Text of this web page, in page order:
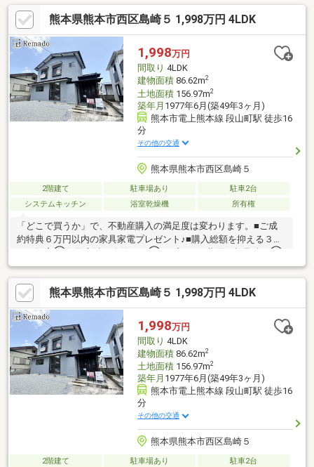
します。▼資金計画・住宅ローンもワンストップでサポート♪「年
収・資産に応じた最適な借入額を知りたい」「転職後でもローン
は組めるか」などのお悩みに経験豊富な担当者が丁寧にご対応。
安心して次のステージへ進めるよう、的確なアドバイスを行いま
す。自社HPでは、公開以外の物件もご紹介しております。TEL：
096-206-1230
熊本県熊本市西区島崎５ 1,998万円 4LDK
1,998万円
間取り 4LDK
建物面積86.62m2
土地面積156.97m2
築年月 1977年6月(築49年3ヶ月)
熊本市電上熊本線 段山町駅 徒歩16
分
その他の交通
熊本県熊本市西区島崎５
2階建て 駐車場あり
駐車2台
システムキッチン
浴室乾燥機 所有権
「どこで買うか」で、不動産購入の満足度は変わります。■ご成
約特典６万円以内の家具家電プレゼント♪■購入総額を抑える３つ
提携銀行多数で金利を安く＼３００万円以上差がでることも！／
他社様のお見積り後でもご相談歓迎！最安値をお約束します◎■
熊本県全域の内覧ツアー・他社掲載物件もまとめてご案内・全種
別を窓口ひとつで比較・内覧■九州No.1の実績・ハウスドゥ全国
大会2025九州エリア売買件数・売上高１位・Google口コミランキ
ング「熊本県 不動産売買」１位＼お客様の声を参考に失敗しない
家探しを♪／
熊本県熊本市西区島崎５ 1,998万円 4LDK
1,998万円
間取り 4LDK
建物面積86.62m2
土地面積156.97m2
築年月 1977年6月(築49年3ヶ月)
熊本市電上熊本線 段山町駅 徒歩16
分
その他の交通
熊本県熊本市西区島崎５
2階建て 駐車場あり
駐車2台